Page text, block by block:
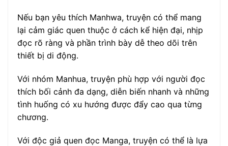
Nếu bạn yêu thích Manhwa, truyện có thể mang
lại cảm giác quen thuộc ở cách kể hiện đại, nhịp
đọc rõ ràng và phần trình bày dễ theo dõi trên
thiết bị di động.
Với nhóm Manhua, truyện phù hợp với người đọc
thích bối cảnh đa dạng, diễn biến nhanh và những
tình huống có xu hướng được đẩy cao qua từng
chương.
Với độc giả quen đọc Manga, truyện có thể là lựa